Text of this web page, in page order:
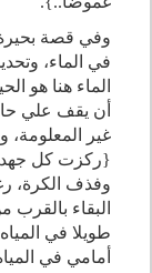
وفي قصة بحيرة
في الماء،
الماء هنا هو
أن يقف علي
غير المعلومة،
{ركزت كل
وفذف الكرة،
البقاء
طويلا في
أمامي في